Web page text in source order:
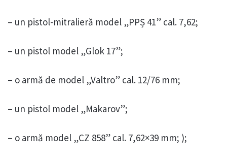
– un pistol-mitralieră model „PPȘ 41” cal. 7,62;
– un pistol model „Glok 17”;
– o armă de model „Valtro” cal. 12/76 mm;
– un pistol model „Makarov”;
– o armă model „CZ 858” cal. 7,62×39 mm; );